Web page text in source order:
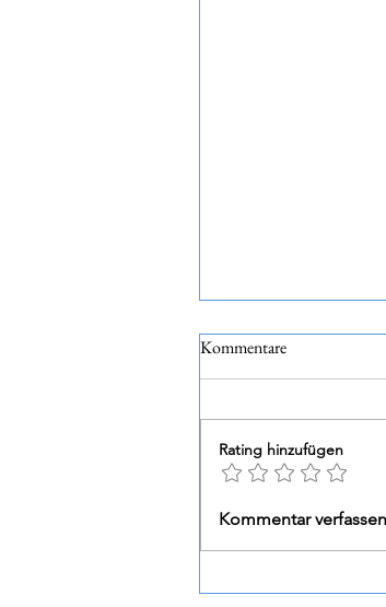
Televino
Kommentare
Rating hinzufügen
Kommentar